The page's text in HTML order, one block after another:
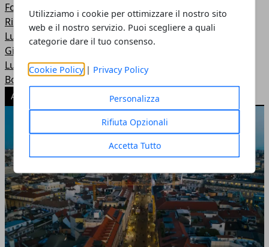
Utilizziamo i cookie per ottimizzare il nostro sito
web e il nostro servizio. Puoi scegliere a quali
categorie dare il tuo consenso.
Cookie Policy | Privacy Policy
Personalizza
Rifiuta Opzionali
Accetta Tutto
Food
Ristoranti
Luxury news
Gioelli e Orologi
Luxury Wedding
Boutique
ARTICOLI POPOLARI